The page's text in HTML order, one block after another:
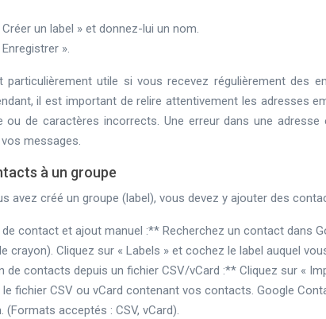
un label » et donnez-lui un nom.
».
particulièrement utile si vous recevez régulièrement des
il est important de relire attentivement les adresses
ou de caractères incorrects. Une erreur dans une
messages.
à un groupe
avez créé un groupe (label), vous devez y ajouter des
contact et ajout manuel :** Recherchez un contact dans
crayon). Cliquez sur « Labels » et cochez le label auquel
de contacts depuis un fichier CSV/vCard :** Cliquez sur «
fichier CSV ou vCard contenant vos contacts. Google
(Formats acceptés : CSV, vCard).